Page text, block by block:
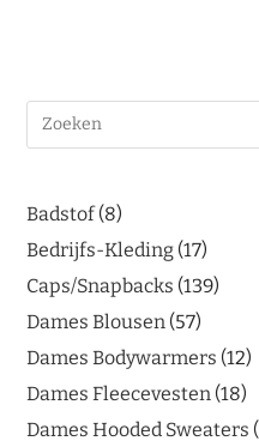
Badstof 8
Bedrijfs-Kleding 17
Caps/Snapbacks 139
Dames Blousen 57
Dames Bodywarmers 12
Dames Fleecevesten 18
Dames Hooded Sweaters